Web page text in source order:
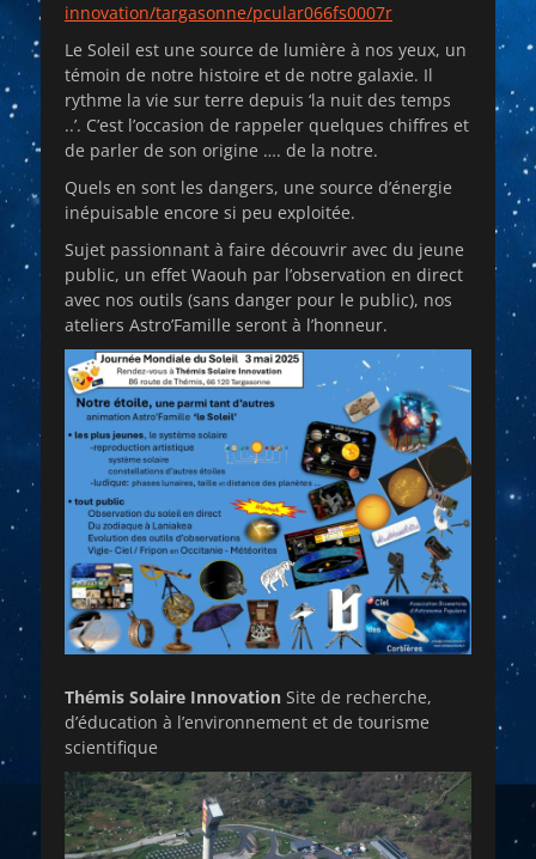
innovation/targasonne/pcular066fs0007r
Le Soleil est une source de lumière à nos yeux, un
témoin de notre histoire et de notre galaxie. Il
rythme la vie sur terre depuis ‘la nuit des temps
..’. C’est l’occasion de rappeler quelques chiffres et
de parler de son origine …. de la notre.
Quels en sont les dangers, une source d’énergie
inépuisable encore si peu exploitée.
Sujet passionnant à faire découvrir avec du jeune
public, un effet Waouh par l’observation en direct
avec nos outils (sans danger pour le public), nos
ateliers Astro’Famille seront à l’honneur.
Thémis Solaire Innovation Site de recherche,
d’éducation à l’environnement et de tourisme
scientifique